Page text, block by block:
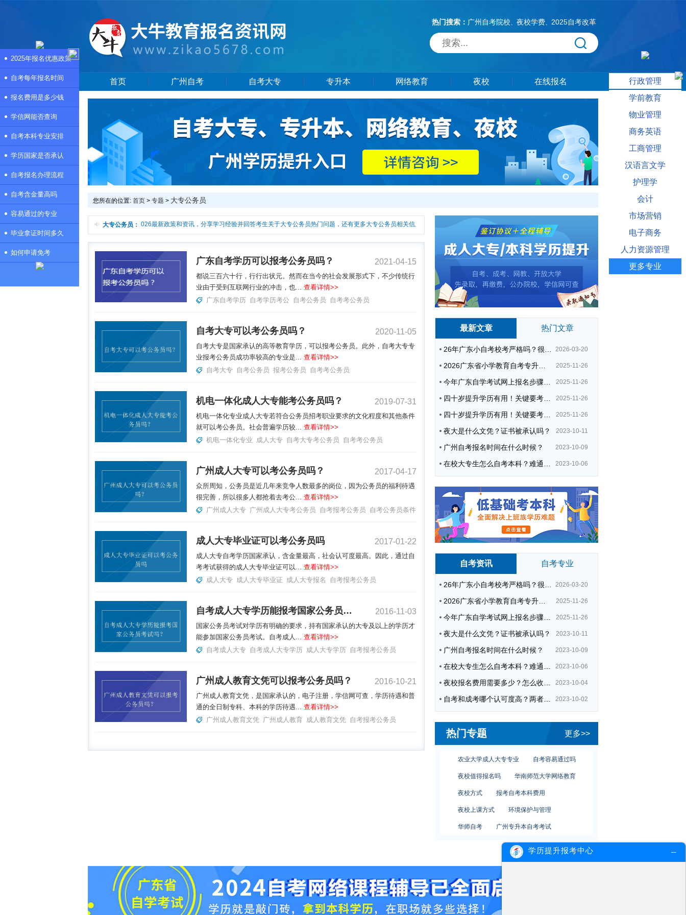
热门搜索： 广州自考院校、 夜校学费、 2025自考改革
首页 广州自考 自考大专 专升本 网络教育 夜校 在线报名
您所在的位置: 首页 > 专题 > 大专公务员
最新文章 热门文章
26年广东小自考校考严格吗？很简单吗？ 2026-03-20
2026广东省小学教育自考专升本考试科目（+指引） 2025-11-26
今年广东自学考试网上报名步骤（全） 2025-11-26
四十岁提升学历有用！关键要考哪种？这种最快最实用！ 2025-11-26
四十岁提升学历有用！关键要考哪种？这种最快最实用！ 2025-11-26
夜大是什么文凭？证书被承认吗？ 2023-10-11
广州自考报名时间在什么时候？ 2023-10-09
在校大专生怎么自考本科？难通过吗？ 2023-10-06
自考资讯 自考专业
26年广东小自考校考严格吗？很简单吗？ 2026-03-20
2026广东省小学教育自考专升本考试科目（+指引） 2025-11-26
今年广东自学考试网上报名步骤（全） 2025-11-26
夜大是什么文凭？证书被承认吗？ 2023-10-11
广州自考报名时间在什么时候？ 2023-10-09
在校大专生怎么自考本科？难通过吗？ 2023-10-06
夜校报名费用需要多少？怎么收费的？ 2023-10-04
自考和成考哪个认可度高？两者区别在哪？ 2023-10-02
热门专题 更多>>
华师自考 广州专升本自考考试
自考本科条件 江门自考报名
自考就业率前景
医科大学营养食品与健康
自考学位材料申请 广州夜校费用贵吗
大专在哪报名
自考学位材料申请
研究生报考
大专公务员：
本频道是大专公务员专题页，提供大专公务员2026最新政策和资讯，分享学习经验并回答考生关于大专公务员热门问题，还有更多大专公务员相关信息供大家参考。
广东自考学历可以报考公务员吗？ 2021-04-15
都说三百六十行，行行出状元。然而在当今的社会发展形式下，不少传统行
业由于受到互联网行业的冲击，也... 查看详情>>
广东自考学历 自考学历考公 自考公务员 自考考公务员
自考大专可以考公务员吗？ 2020-11-05
自考大专是国家承认的高等教育学历，可以报考公务员。此外，自考大专专
业报考公务员成功率较高的专业是... 查看详情>>
自考大专 自考公务员 报考公务员 自考考公务员
机电一体化成人大专能考公务员吗？ 2019-07-31
机电一体化专业成人大专若符合公务员招考职业要求的文化程度和其他条件
就可以考公务员。社会普遍学历较... 查看详情>>
机电一体化专业 成人大专 自考大专考公务员 自考考公务员
广州成人大专可以考公务员吗？ 2017-04-17
众所周知，公务员是近几年来竞争人数最多的岗位，因为公务员的福利待遇
很完善，所以很多人都抢着去考公... 查看详情>>
广州成人大专 广州成人大专考公务员 自考报考公务员 自考公务员条件
成人大专毕业证可以考公务员吗 2017-01-22
成人大专自考学历国家承认，含金量最高，社会认可度最高。因此，通过自
考考试获得的成人大专毕业证可以... 查看详情>>
成人大专 成人大专毕业证 成人大专报名 自考报考公务员
自考成人大专学历能报考国家公务员考试吗？ 2016-11-03
国家公务员考试对学历有明确的要求，持有国家承认的大专及以上的学历才
能参加国家公务员考试。自考成人... 查看详情>>
自考成人大专 自考成人大专学历 成人大专学历 自考报考公务员
广州成人教育文凭可以报考公务员吗？ 2016-10-21
广州成人教育文凭，是国家承认的，电子注册，学信网可查，学历待遇和普
通的全日制专科、本科的学历待遇... 查看详情>>
广州成人教育文凭
广州成人教育 成人教育文凭 自考报考公务员
2025年报名优惠政策
自考每年报名时间
报名费用是多少钱
学信网能否查询
自考本科专业安排
学历国家是否承认
自考报名办理流程
自考含金量高吗
容易通过的专业
毕业拿证时间多久
如何申请免考
行政管理
学前教育
物业管理
商务英语
工商管理
汉语言文学
护理学
会计
市场营销
电子商务
人力资源管理
更多专业
学历提升报考中心